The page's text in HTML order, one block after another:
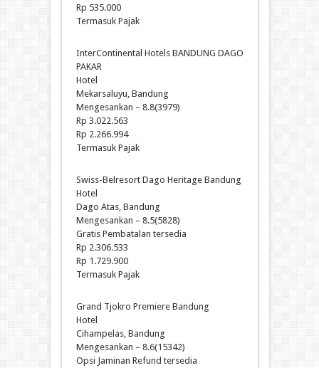
Rp 535.000
Termasuk Pajak
InterContinental Hotels BANDUNG DAGO
PAKAR
Hotel
Mekarsaluyu, Bandung
Mengesankan – 8.8(3979)
Rp 3.022.563
Rp 2.266.994
Termasuk Pajak
Swiss-Belresort Dago Heritage Bandung
Hotel
Dago Atas, Bandung
Mengesankan – 8.5(5828)
Gratis Pembatalan tersedia
Rp 2.306.533
Rp 1.729.900
Termasuk Pajak
Grand Tjokro Premiere Bandung
Hotel
Cihampelas, Bandung
Mengesankan – 8.6(15342)
Opsi Jaminan Refund tersedia